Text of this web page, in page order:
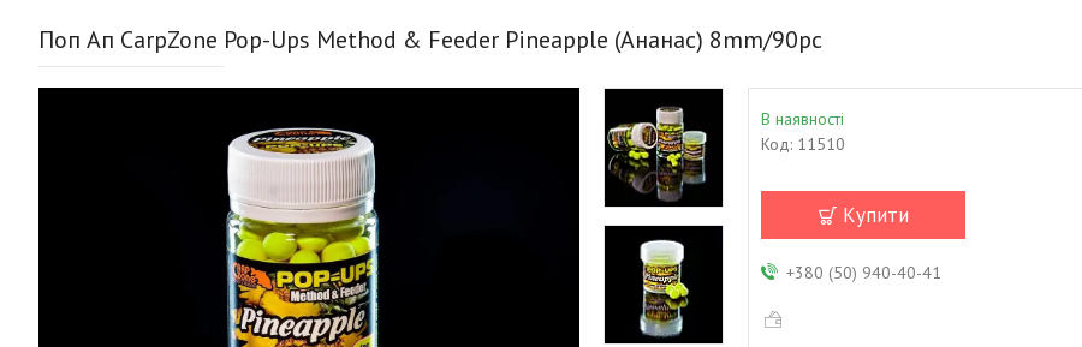
Поп Ап CarpZone Pop-Ups Method & Feeder Pineapple (Ананас) 8mm/90pc
В наявності
Код: 11510
Купити
+380 (50) 940-40-41